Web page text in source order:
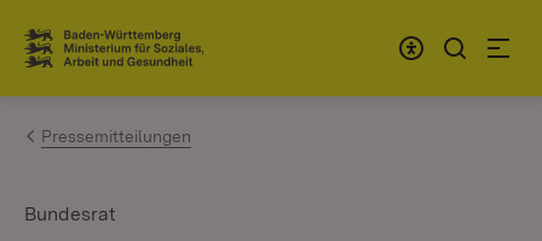
Zum Inhalt springen
Link zur Startseite
Pressemitteilungen
Bundesrat